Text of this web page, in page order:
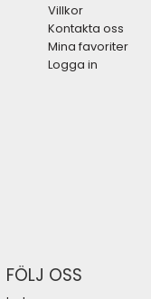
Villkor
Kontakta oss
Mina favoriter
Logga in
FÖLJ OSS